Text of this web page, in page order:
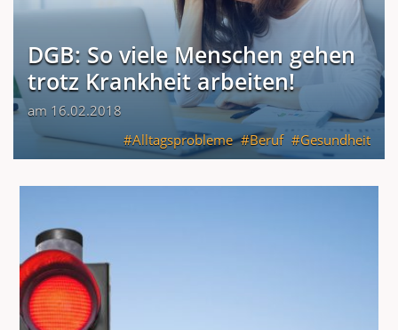
DGB: So viele Menschen gehen
trotz Krankheit arbeiten!
am 16.02.2018
Alltagsprobleme
Beruf Gesundheit